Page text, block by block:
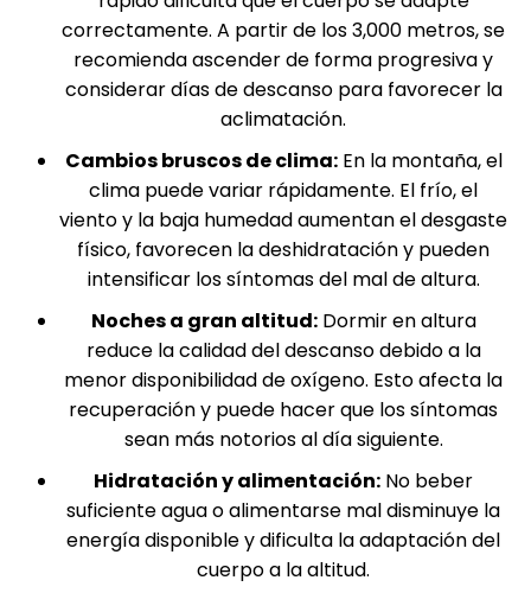
correctamente. A partir de los 3,000 metros, se
recomienda ascender de forma progresiva y
considerar días de descanso para favorecer la
aclimatación.
Cambios bruscos de clima:En la montaña, el
clima puede variar rápidamente. El frío, el
viento y la baja humedad aumentan el desgaste
físico, favorecen la deshidratación y pueden
intensificar los síntomas del mal de altura.
Noches a gran altitud:Dormir en altura
reduce la calidad del descanso debido a la
menor disponibilidad de oxígeno. Esto afecta la
recuperación y puede hacer que los síntomas
sean más notorios al día siguiente.
Hidratación y alimentación: No beber
suficiente agua o alimentarse mal disminuye la
energía disponible y dificulta la adaptación del
cuerpo a la altitud.